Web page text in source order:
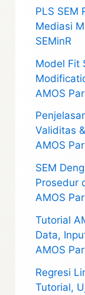
PLS SEM
Mediasi
SEMinR
Model Fit
AMOS
Validitas
AMOS
SEM
Prosedur
AMOS
Tutorial
Data,
AMOS
Regresi
Tutorial,